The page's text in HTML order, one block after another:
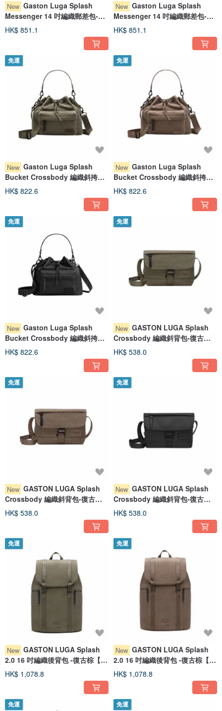
New Gaston Luga Splash
Messenger 14 吋編織郵差包-復
古棕
HK$ 851.1
New Gaston Luga Splash
Messenger 14 吋編織郵差包-復
古黑
HK$ 851.1
免運
New Gaston Luga Splash
Bucket Crossbody 編織斜挎水
桶包-蕨綠色
HK$ 822.6
免運
New Gaston Luga Splash
Bucket Crossbody 編織斜挎水
桶包-復古棕
HK$ 822.6
免運
New Gaston Luga Splash
Bucket Crossbody 編織斜挎水
桶包-復古黑
HK$ 822.6
免運
New GASTON LUGA Splash
Crossbody 編織斜背包-復古棕
【現貨】
HK$ 538.0
免運
New GASTON LUGA Splash
Crossbody 編織斜背包-復古棕
【現貨】
HK$ 538.0
免運
New GASTON LUGA Splash
Crossbody 編織斜背包-復古黑
【現貨】
HK$ 538.0
免運
New GASTON LUGA Splash
2.0 16 吋編織後背包 -復古棕【新
品現貨】
HK$ 1,078.8
免運
New GASTON LUGA Splash
2.0 16 吋編織後背包 -復古棕【新
品現貨】
HK$ 1,078.8
免運 免運